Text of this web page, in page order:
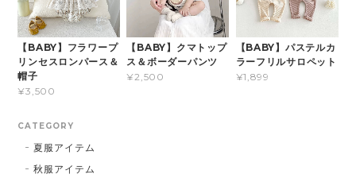
【BABY】フラワープ
リンセスロンパース＆
帽子
¥3,500
【BABY】クマトップ
ス＆ボーダーパンツ
¥2,500
【BABY】パステルカ
ラーフリルサロペット
¥1,899
CATEGORY
夏服アイテム
秋服アイテム